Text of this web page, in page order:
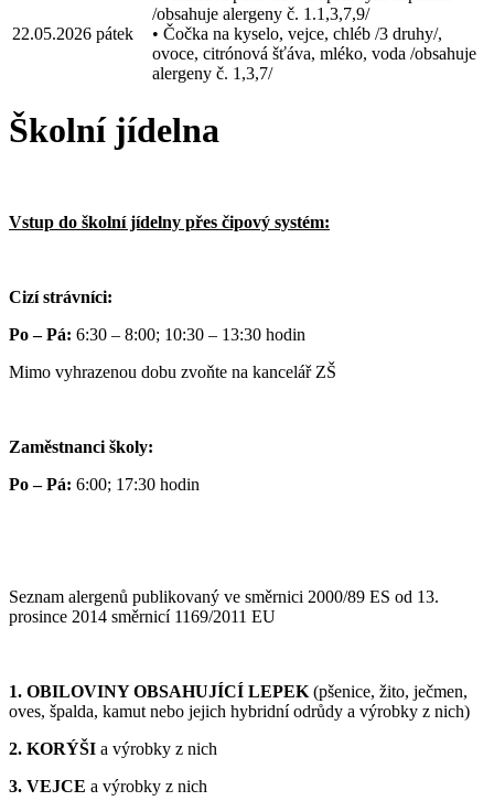
22.05.2026 pátek
/obsahuje alergeny č. 1.1,3,7,9/
• Čočka na kyselo, vejce, chléb /3 druhy/,
ovoce, citrónová šťáva, mléko, voda /obsahuje
alergeny č. 1,3,7/
Školní jídelna
Vstup do školní jídelny přes čipový systém:
Cizí strávníci:
Po – Pá: 6:30 – 8:00; 10:30 – 13:30 hodin
Mimo vyhrazenou dobu zvoňte na kancelář ZŠ
Zaměstnanci školy:
Po – Pá: 6:00; 17:30 hodin
Seznam alergenů publikovaný ve směrnici 2000/89 ES od 13.
prosince 2014 směrnicí 1169/2011 EU
1. OBILOVINY OBSAHUJÍCÍ LEPEK (pšenice, žito, ječmen,
oves, špalda, kamut nebo jejich hybridní odrůdy a výrobky z nich)
2. KORÝŠI a výrobky z nich
3. VEJCE a výrobky z nich